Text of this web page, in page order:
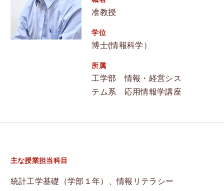
入学方法
高専からの入学方法
入学方法（全般）
オープンキャンパス
研究倫理ガイドライン
准教授
学位
博士(情報科学）
所属
工学部 情報・経営シス
テム系 応用情報学講座
主な授業担当科目
統計工学基礎（学部１年）、情報リテラシー